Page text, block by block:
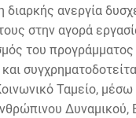
ανεργία
στην αγορά
του προγράμματος
Ταμείο,
Δυναμικού,